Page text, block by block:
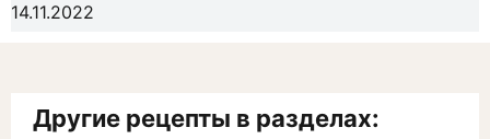
14.11.2022
Другие рецепты в разделах: